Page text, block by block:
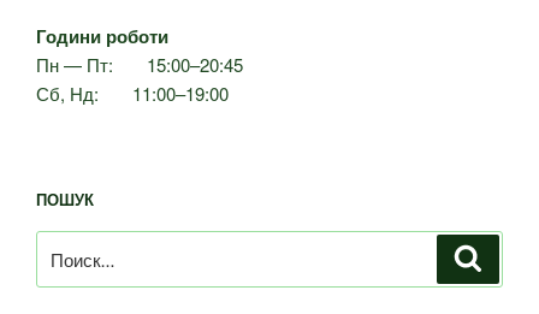
Години роботи
Пн — Пт: 15:00–20:45
Сб, Нд: 11:00–19:00
ПОШУК